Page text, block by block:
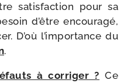
satis­fac­tion pour sa
d’être encou­ra­gé,
D’où l’im­por­tance du
.
à cor­ri­ger ? Ce